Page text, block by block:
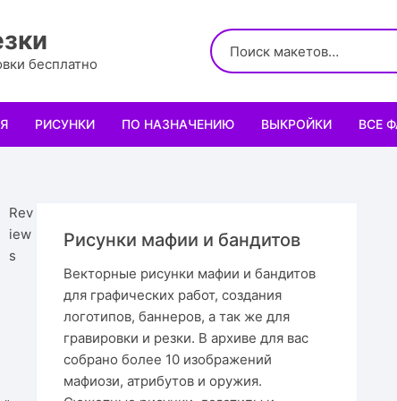
бесплатно
РИСУНКИ
Орнаменты
Леттеринги
Рисованные рамки
Мандала
ПО НАЗНАЧЕНИЮ
Для праздника
Для животных и птиц
Подставки
Украшение и интерьер
ВЫКРОЙКИ
Выкройки головных
Выкройки обуви
ВСЕ
Рисунки мафии и бандитов
Векторные рисунки мафии и бандитов
для графических работ, создания
логотипов, баннеров, а так же для
гравировки и резки. В архиве для вас
собрано более 10 изображений
мафиози, атрибутов и оружия.
Rev
iew
s